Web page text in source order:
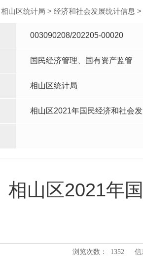
相山区统计局 > 经济和社会发展统计信息 >
003090208/202205-00020
国民经济管理、国有资产监管
相山区统计局
相山区2021年国民经济和社会
相山区2021年
浏览次数： 1352 信